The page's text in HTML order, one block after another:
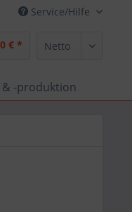
Service/Hilfe
€ *
& -produktion